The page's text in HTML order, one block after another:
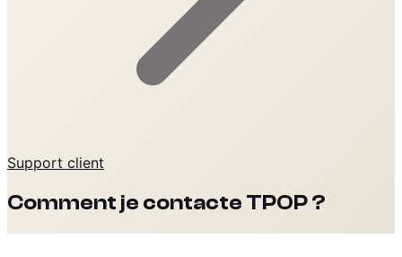
Support client
Comment je contacte TPOP ?